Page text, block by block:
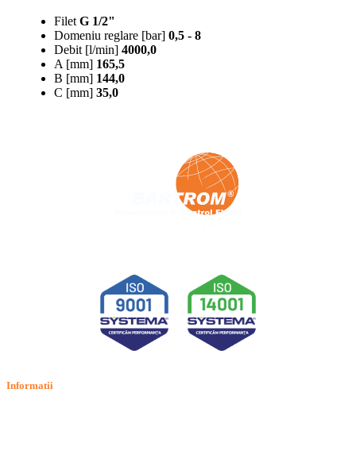
Filet G 1/2"
Domeniu reglare [bar] 0,5 - 8
Debit [l/min] 4000,0
A [mm] 165,5
B [mm] 144,0
C [mm] 35,0
Informatii